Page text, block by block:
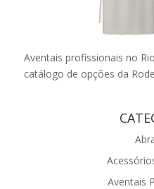
Aventais profissionais no
catálogo de opções da
Aventais